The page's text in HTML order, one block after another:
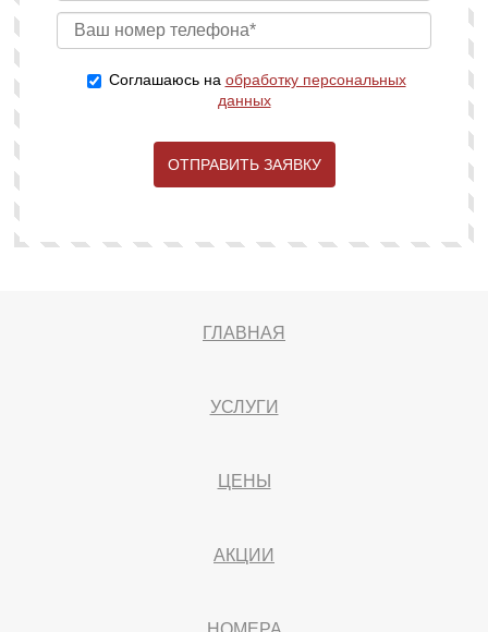
Соглашаюсь на обработку персональных
данных
ОТПРАВИТЬ ЗАЯВКУ
ГЛАВНАЯ
УСЛУГИ
ЦЕНЫ
АКЦИИ